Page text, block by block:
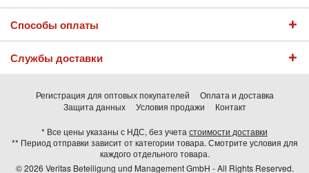
Способы оплаты
Службы доставки
Регистрация для оптовых покупателей
Оплата и доставка
Защита данных
Условия продажи Контакт
* Все цены указаны с НДС, без учета стоимости доставки
** Период отправки зависит от категории товара. Смотрите условия для
каждого отдельного товара.
© 2026 Veritas Beteiligung und Management GmbH - All Rights Reserved.